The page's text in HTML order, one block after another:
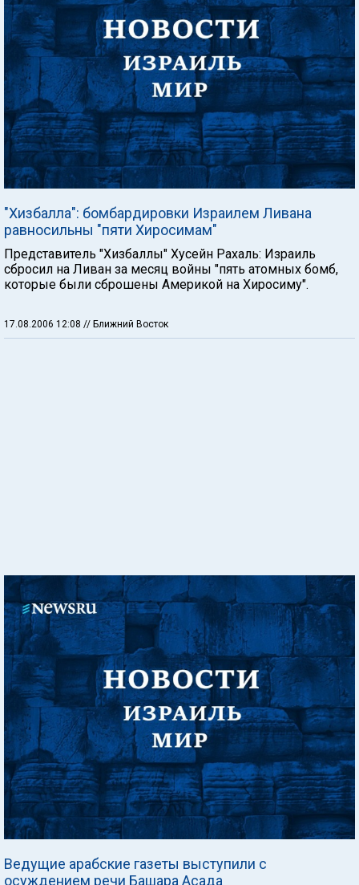
"Хизбалла": бомбардировки Израилем Ливана
равносильны "пяти Хиросимам"
Представитель "Хизбаллы" Хусейн Рахаль: Израиль
сбросил на Ливан за месяц войны "пять атомных бомб,
которые были сброшены Америкой на Хиросиму".
17.08.2006 12:08 // Ближний Восток
Ведущие арабские газеты выступили с
осуждением речи Башара Асада